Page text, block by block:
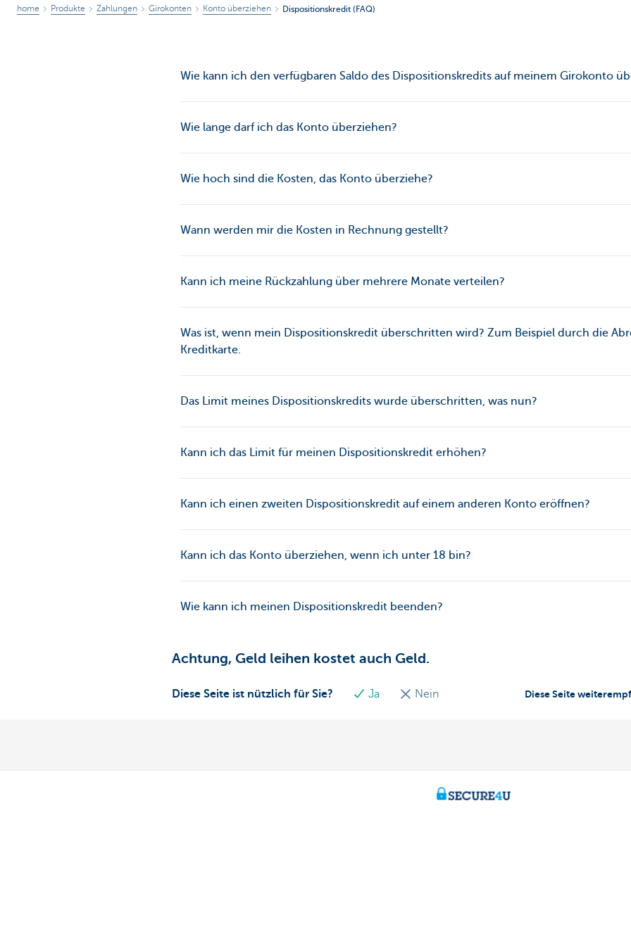
home Produkte Zahlungen Girokonten Konto überziehen Dispositionskredit (FAQ)
Wie kann ich den verfügbaren Saldo des Dispositionskredits auf meinem Girokonto
Wie lange darf ich das Konto überziehen?
Wie hoch sind die Kosten, das Konto überziehe?
Wann werden mir die Kosten in Rechnung gestellt?
Kann ich meine Rückzahlung über mehrere Monate verteilen?
Was ist, wenn mein Dispositionskredit überschritten wird? Zum Beispiel durch die
Kreditkarte.
Das Limit meines Dispositionskredits wurde überschritten, was nun?
Kann ich das Limit für meinen Dispositionskredit erhöhen?
Kann ich einen zweiten Dispositionskredit auf einem anderen Konto eröffnen?
Kann ich das Konto überziehen, wenn ich unter 18 bin?
Wie kann ich meinen Dispositionskredit beenden?
Achtung, Geld leihen kostet auch Geld.
Diese Seite ist nützlich für Sie? Ja Nein Diese Seite